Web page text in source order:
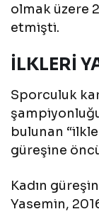
olmak üzere
etmişti.
İLKLERİ
Sporculuk
bulunan
güreşine
Kadın
Yasemin,